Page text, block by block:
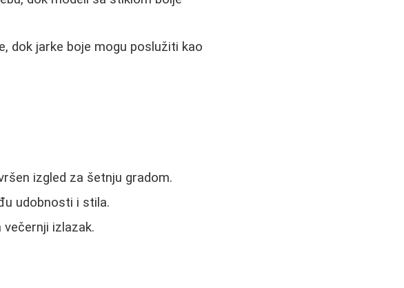
dok jarke boje mogu poslužiti kao
izgled za šetnju gradom.
udobnosti i stila.
večernji izlazak.